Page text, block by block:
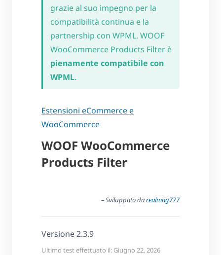
grazie al suo impegno per la
compatibilità continua e la
partnership con WPML. WOOF
WooCommerce Products Filter è
pienamente compatibile con
WPML.
Estensioni eCommerce e
WooCommerce
WOOF WooCommerce
Products Filter
– Sviluppato darealmag777
Versione 2.3.9
Ultimo test effettuato il: Giugno 22, 2026